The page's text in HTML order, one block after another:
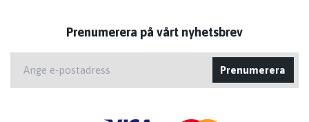
Prenumerera på vårt nyhetsbrev
Prenumerera